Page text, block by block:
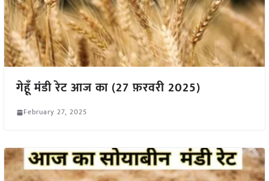
गेहूँ मंडी रेट आज का (27 फ़रवरी 2025)
February 27, 2025